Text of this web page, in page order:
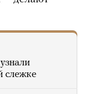
слежке